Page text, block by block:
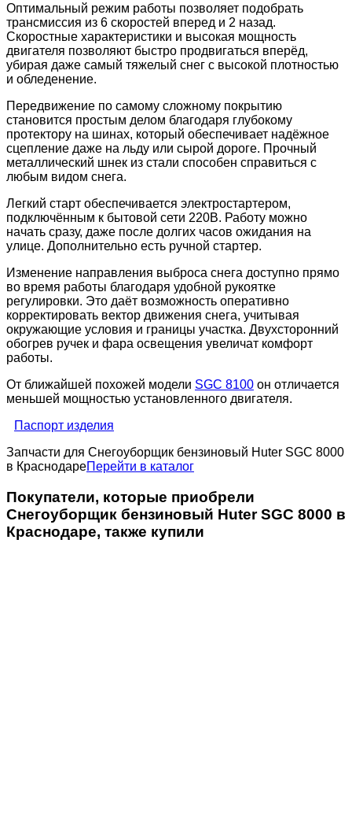
Оптимальный режим работы позволяет подобрать
трансмиссия из 6 скоростей вперед и 2 назад.
Скоростные характеристики и высокая мощность
двигателя позволяют быстро продвигаться вперёд,
убирая даже самый тяжелый снег с высокой плотностью
и обледенение.
Передвижение по самому сложному покрытию
становится простым делом благодаря глубокому
протектору на шинах, который обеспечивает надёжное
сцепление даже на льду или сырой дороге. Прочный
металлический шнек из стали способен справиться с
любым видом снега.
Легкий старт обеспечивается электростартером,
подключённым к бытовой сети 220В. Работу можно
начать сразу, даже после долгих часов ожидания на
улице. Дополнительно есть ручной стартер.
Изменение направления выброса снега доступно прямо
во время работы благодаря удобной рукоятке
регулировки. Это даёт возможность оперативно
корректировать вектор движения снега, учитывая
окружающие условия и границы участка. Двухсторонний
обогрев ручек и фара освещения увеличат комфорт
работы.
От ближайшей похожей модели SGC 8100 он отличается
меньшей мощностью установленного двигателя.
Паспорт изделия
Запчасти для Снегоуборщик бензиновый Huter SGC 8000
в КраснодареПерейти в каталог
Покупатели, которые приобрели
Снегоуборщик бензиновый Huter SGC 8000 в
Краснодаре, также купили